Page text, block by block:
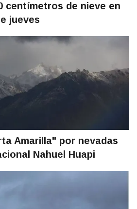
centímetros de nieve en
jueves
Amarilla" por nevadas
Nahuel Huapi